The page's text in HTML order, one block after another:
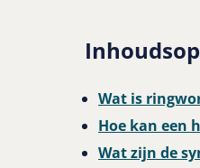
Wat is
Hoe kan een
Wat zijn de